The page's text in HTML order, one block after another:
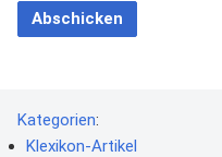
Abschicken
Kategorien:
Klexikon-Artikel